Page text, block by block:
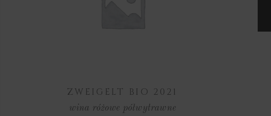
ZOBACZ
ZWEIGELT BIO 2021
wina różowe półwytrawne